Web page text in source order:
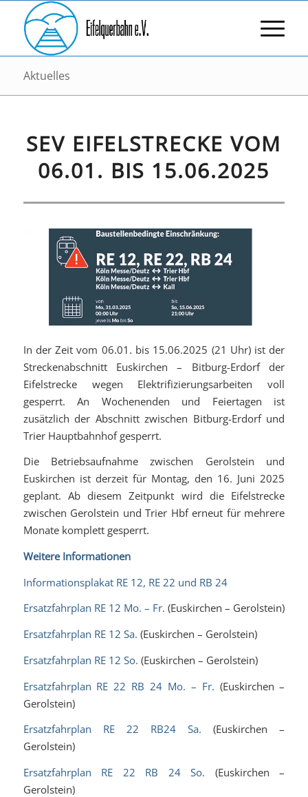
Aktuelles
SEV EIFELSTRECKE VOM
06.01. BIS 15.06.2025
In der Zeit vom 06.01. bis 15.06.2025 (21 Uhr) ist der
Streckenabschnitt Euskirchen – Bitburg-Erdorf der
Eifelstrecke wegen Elektrifizierungsarbeiten voll
gesperrt. An Wochenenden und Feiertagen ist
zusätzlich der Abschnitt zwischen Bitburg-Erdorf und
Trier Hauptbahnhof gesperrt.
Die Betriebsaufnahme zwischen Gerolstein und
Euskirchen ist derzeit für Montag, den 16. Juni 2025
geplant. Ab diesem Zeitpunkt wird die Eifelstrecke
zwischen Gerolstein und Trier Hbf erneut für mehrere
Monate komplett gesperrt.
Weitere Informationen
Informationsplakat RE 12, RE 22 und RB 24
Ersatzfahrplan RE 12 Mo. – Fr. (Euskirchen – Gerolstein)
Ersatzfahrplan RE 12 Sa. (Euskirchen – Gerolstein)
Ersatzfahrplan RE 12 So. (Euskirchen – Gerolstein)
Ersatzfahrplan RE 22 RB 24 Mo. – Fr. (Euskirchen –
Gerolstein)
Ersatzfahrplan RE 22 RB24 Sa. (Euskirchen –
Gerolstein)
Ersatzfahrplan RE 22 RB 24 So. (Euskirchen –
Gerolstein)